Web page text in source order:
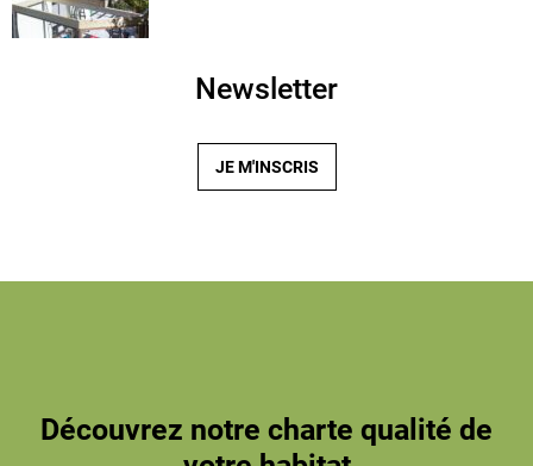
Newsletter
JE M'INSCRIS
Découvrez notre charte qualité de